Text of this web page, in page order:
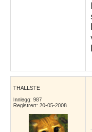
THALLSTE
Innlegg: 987
Registrert: 20-05-2008